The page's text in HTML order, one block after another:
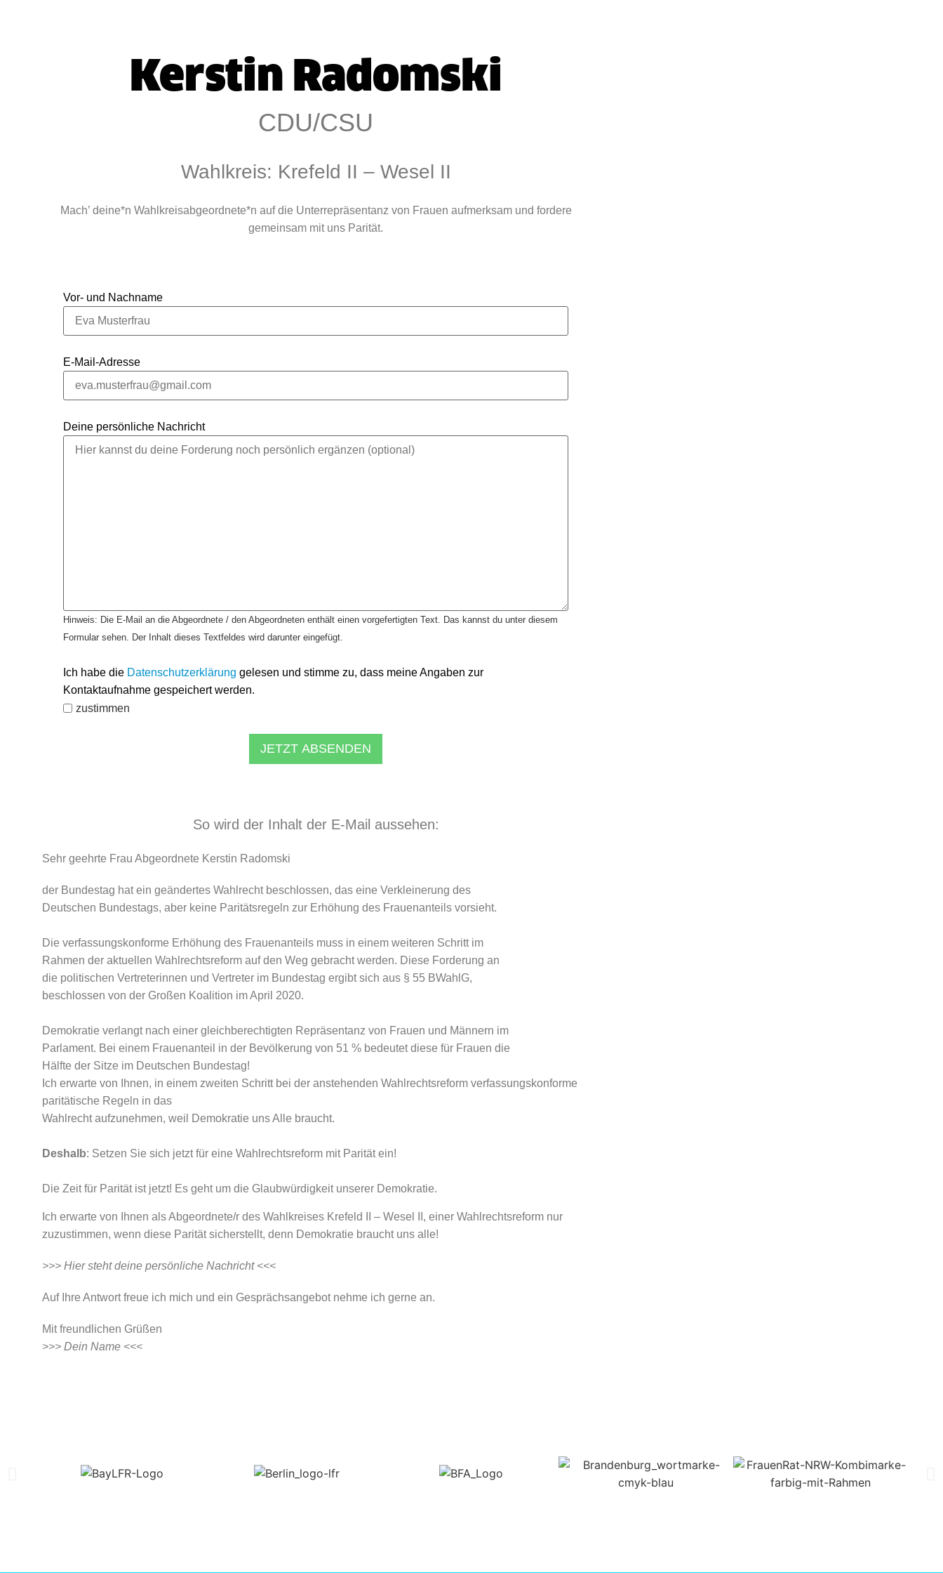
Kerstin Radomski
CDU/CSU
Wahlkreis: Krefeld II – Wesel II
Mach’ deine*n Wahlkreisabgeordnete*n auf die Unterrepräsentanz von Frauen aufmerksam und fordere
gemeinsam mit uns Parität.
Vor- und Nachname
E-Mail-Adresse
Deine persönliche Nachricht
Hinweis: Die E-Mail an die Abgeordnete / den Abgeordneten enthält einen vorgefertigten Text. Das kannst du unter diesem
Formular sehen. Der Inhalt dieses Textfeldes wird darunter eingefügt.
Ich habe die Datenschutzerklärung gelesen und stimme zu, dass meine Angaben zur
Kontaktaufnahme gespeichert werden.
zustimmen
JETZT ABSENDEN
So wird der Inhalt der E-Mail aussehen:
Sehr geehrte Frau Abgeordnete Kerstin Radomski
der Bundestag hat ein geändertes Wahlrecht beschlossen, das eine Verkleinerung des
Deutschen Bundestags, aber keine Paritätsregeln zur Erhöhung des Frauenanteils vorsieht.
Die verfassungskonforme Erhöhung des Frauenanteils muss in einem weiteren Schritt im
Rahmen der aktuellen Wahlrechtsreform auf den Weg gebracht werden. Diese Forderung an
die politischen Vertreterinnen und Vertreter im Bundestag ergibt sich aus § 55 BWahlG,
beschlossen von der Großen Koalition im April 2020.
Demokratie verlangt nach einer gleichberechtigten Repräsentanz von Frauen und Männern im
Parlament. Bei einem Frauenanteil in der Bevölkerung von 51 % bedeutet diese für Frauen die
Hälfte der Sitze im Deutschen Bundestag!
Ich erwarte von Ihnen, in einem zweiten Schritt bei der anstehenden Wahlrechtsreform verfassungskonforme
paritätische Regeln in das
Wahlrecht aufzunehmen, weil Demokratie uns Alle braucht.
Deshalb: Setzen Sie sich jetzt für eine Wahlrechtsreform mit Parität ein!
Die Zeit für Parität ist jetzt! Es geht um die Glaubwürdigkeit unserer Demokratie.
Ich erwarte von Ihnen als Abgeordnete/r des Wahlkreises Krefeld II – Wesel II, einer Wahlrechtsreform nur
zuzustimmen, wenn diese Parität sicherstellt, denn Demokratie braucht uns alle!
>>> Hier steht deine persönliche Nachricht <<<
Auf Ihre Antwort freue ich mich und ein Gesprächsangebot nehme ich gerne an.
Mit freundlichen Grüßen
>>> Dein Name <<<